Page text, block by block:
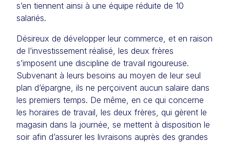
s’en tiennent ainsi à une équipe réduite de 10
salariés.
Désireux de développer leur commerce, et en raison
de l’investissement réalisé, les deux frères
s’imposent une discipline de travail rigoureuse.
Subvenant à leurs besoins au moyen de leur seul
plan d’épargne, ils ne perçoivent aucun salaire dans
les premiers temps. De même, en ce qui concerne
les horaires de travail, les deux frères, qui gèrent le
magasin dans la journée, se mettent à disposition le
soir afin d’assurer les livraisons auprès des grandes